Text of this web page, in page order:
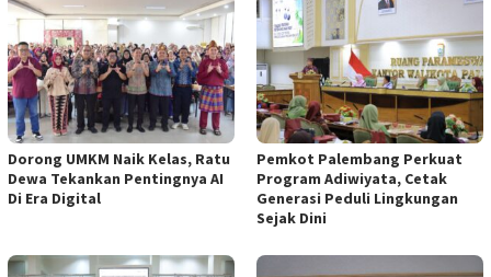
Dorong UMKM Naik Kelas, Ratu
Dewa Tekankan Pentingnya AI
Di Era Digital
Pemkot Palembang Perkuat
Program Adiwiyata, Cetak
Generasi Peduli Lingkungan
Sejak Dini